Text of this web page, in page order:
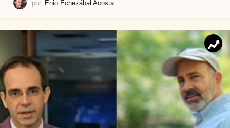
por Enio Echezábal Acosta